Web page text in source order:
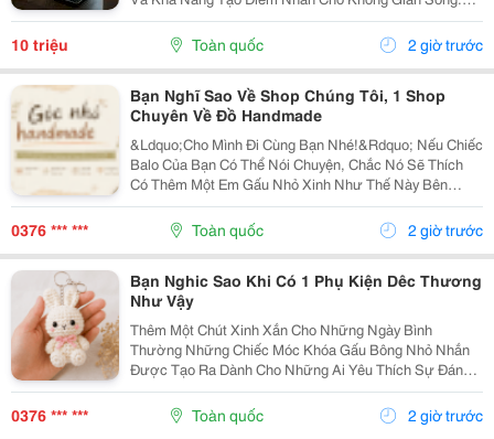
Với Thiết Kế Tinh Tế Cùng Chất Liệu Da Cao Cấp, Sofa
Không Chỉ Mang Lại Cảm Giác Thoải Mái Mà Còn Thể...
10 triệu Toàn quốc 2 giờ trước
Bạn Nghĩ Sao Về Shop Chúng Tôi, 1 Shop
Chuyên Về Đồ Handmade
&Ldquo;Cho Mình Đi Cùng Bạn Nhé!&Rdquo; Nếu Chiếc
Balo Của Bạn Có Thể Nói Chuyện, Chắc Nó Sẽ Thích
Có Thêm Một Em Gấu Nhỏ Xinh Như Thế Này Bên
Cạnh. Từ Những Buổi Đi Học, Đi Làm, Đi Cà Phê Hay
Những Chuyến Đi Chơi Cuối Tuần, Em Móc Khóa Gấu
Bông...
0376 *** *** Toàn quốc 2 giờ trước
Bạn Nghic Sao Khi Có 1 Phụ Kiện Dêc Thương
Như Vậy
Thêm Một Chút Xinh Xắn Cho Những Ngày Bình
Thường Những Chiếc Móc Khóa Gấu Bông Nhỏ Nhắn
Được Tạo Ra Dành Cho Những Ai Yêu Thích Sự Đáng
Yêu Và Những Món Đồ Có Dấu Ấn Riêng. Từ Chiếc Balo
Đi Học, Túi Xách Đi Chơi Đến Chùm Chìa Khóa Quen
Thuộc,...
0376 *** *** Toàn quốc 2 giờ trước